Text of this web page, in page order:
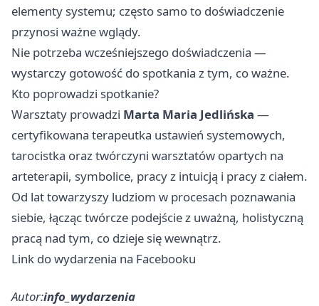
elementy systemu; często samo to doświadczenie
przynosi ważne wglądy.
Nie potrzeba wcześniejszego doświadczenia —
wystarczy gotowość do spotkania z tym, co ważne.
Kto poprowadzi spotkanie?
Warsztaty prowadzi Marta Maria Jedlińska —
certyfikowana terapeutka ustawień systemowych,
tarocistka oraz twórczyni warsztatów opartych na
arteterapii, symbolice, pracy z intuicją i pracy z ciałem.
Od lat towarzyszy ludziom w procesach poznawania
siebie, łącząc twórcze podejście z uważną, holistyczną
pracą nad tym, co dzieje się wewnątrz.
Link do wydarzenia na Facebooku
Autor:info_wydarzenia